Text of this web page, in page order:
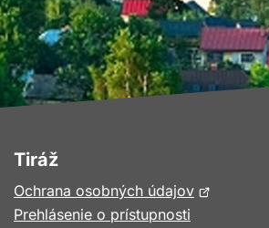
Tiráž
Ochrana osobných údajovOtvorí
Prehlásenie o prístupnosti